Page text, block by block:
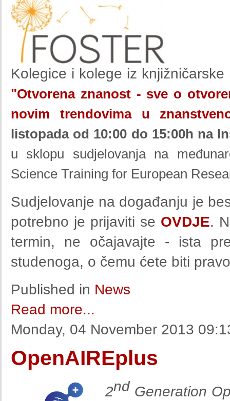
Kolegice i kolege iz
"Otvorena znanost - sve o
novim trendovima u
listopada od 10:00 do 15:00h na
u sklopu sudjelovanja na
Science Training for European
Sudjelovanje na događanju je
potrebno je prijaviti se OVDJE.
termin, ne očajavajte - ista
studenoga, o čemu ćete biti
Published in News
Read more...
Monday, 04 November 2013
OpenAIREplus
2nd Generation